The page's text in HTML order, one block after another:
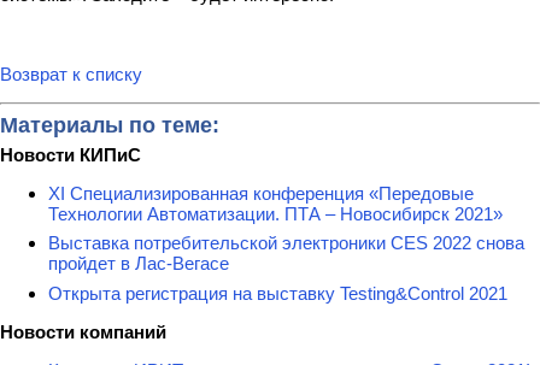
Возврат к списку
Материалы по теме:
Новости КИПиС
XI Специализированная конференция «Передовые
Технологии Автоматизации. ПТА – Новосибирск 2021»
Выставка потребительской электроники CES 2022 снова
пройдет в Лас-Вегасе
Открыта регистрация на выставку Testing&Сontrol 2021
Новости компаний